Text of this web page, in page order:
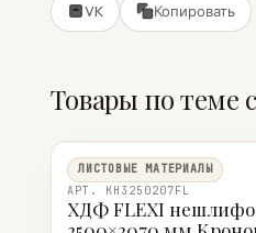
VK Копировать
Товары по теме
ЛИСТОВЫЕ МАТЕРИАЛЫ
АРТ. KH3250207FL
ХДФ FLEXI